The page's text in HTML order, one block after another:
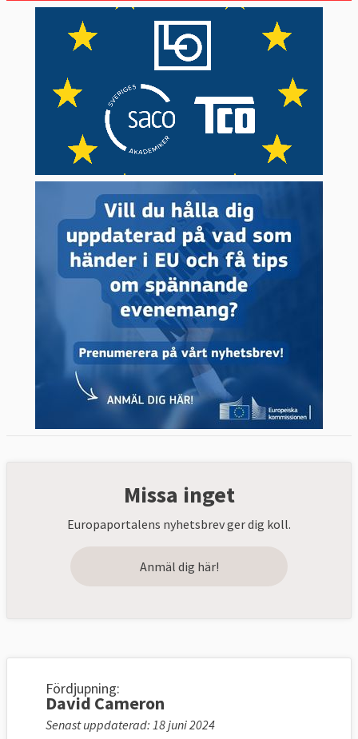
Missa inget
Europaportalens nyhetsbrev ger dig koll.
Anmäl dig här!
Fördjupning:
David Cameron
Senast uppdaterad: 18 juni 2024